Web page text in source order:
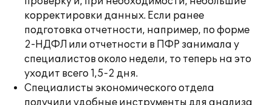
корректировки данных. Если ранее
подготовка отчетности, например, по форме
2-НДФЛ или отчетности в ПФР занимала у
специалистов около недели, то теперь на это
уходит всего 1,5-2 дня.
Специалисты экономического отдела
получили удобные инструменты для анализа